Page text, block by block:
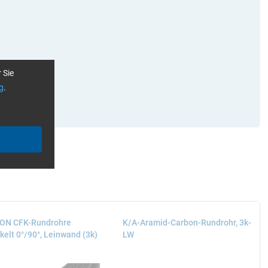
CFK-Rundrohre
0°/90°, Leinwand (3k)
K/A-Aramid-Carbon-Rundrohr, 3k-
LW
Sie
.